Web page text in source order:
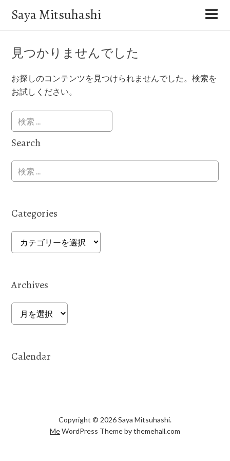
Saya Mitsuhashi
見つかりませんでした
お探しのコンテンツを見つけられませんでした。検索を
お試しください。
Search
Categories
Categories
Archives
Archives
Calendar
Copyright © 2026 Saya Mitsuhashi.
MeWordPress Theme by themehall.com